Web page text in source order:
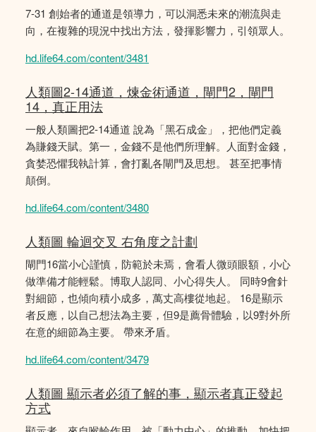
7-31 創始者的通道是領導力，可以洞悉未來的潮流與走
向，在複雜的現況中找出方法，發揮影響力，引領眾人。
hd.life64.com/content/3481
人類圖2-14通道，煉金術通道，閘門2，閘門
14，真正用法
一般人類圖把2-14通道 說為「黑石成金」，把他們定義
為賺錢天賦。第一，金錢不是他們所理解。人面對金錢，
貪婪恐懼我執計算，會打亂各閘門及思想。 甚至把事情
顛倒。
hd.life64.com/content/3480
人類圖 輪迴交叉 右角度之計劃
閘門16當小心謹慎，防範於未焉，會看人微頭眼額，小心
做準備才能輕鬆。博取人認同、小心得失人。 同時9會針
對細節，也傾向積小成多，萬丈高樓從地起。 16是顯示
者反應，以自己想法為主要，但9是薦骨體驗，以9對外所
在意的細節為主要。 帶來矛盾。
hd.life64.com/content/3479
人類圖 顯示者必須了解的事，顯示者真正發起
方式